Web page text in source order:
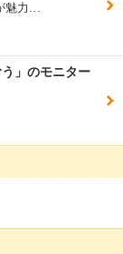
魅力…
」のモニター